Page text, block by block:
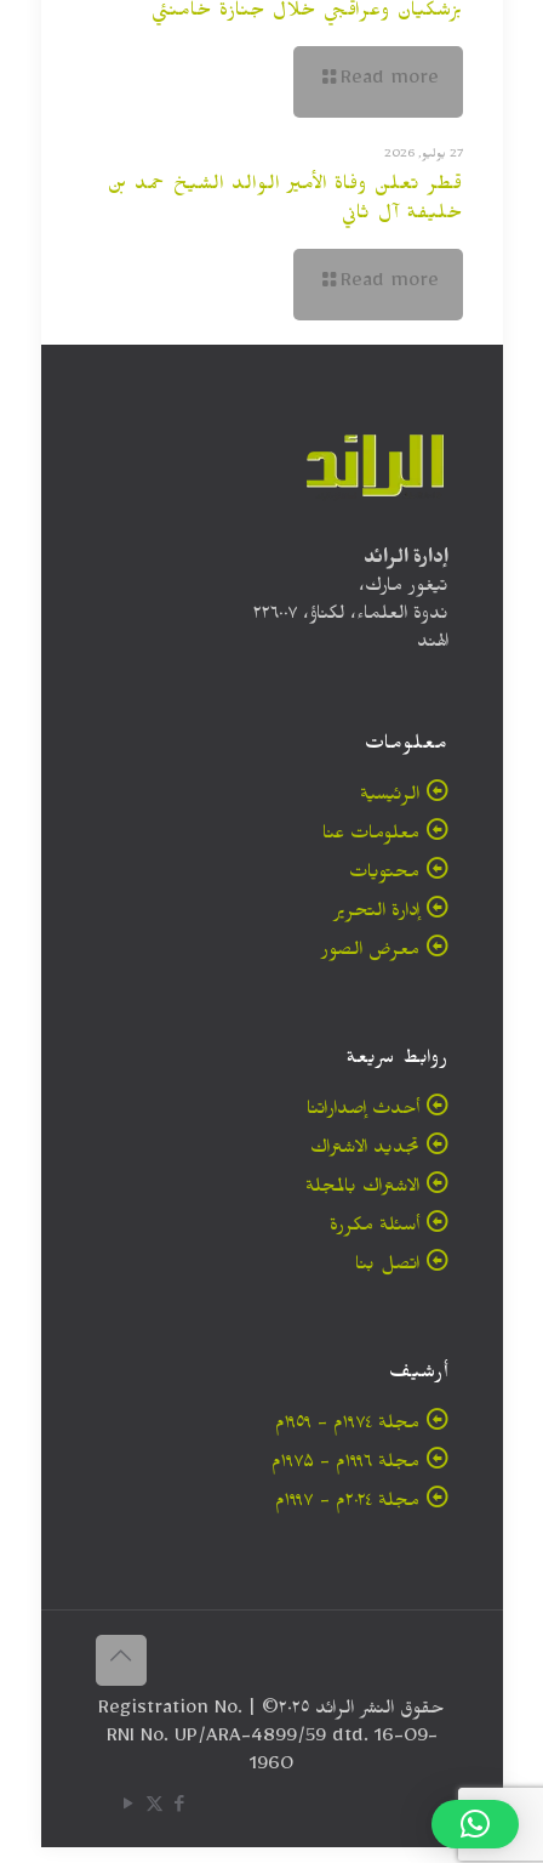
بزشكيان وعراقجي خلال جنازة خامنئي
Read more
27 يوليو, 2026
قطر تعلن وفاة الأمير الوالد الشيخ حمد بن
خليفة آل ثاني
Read more
إدارة الرائد
تيغور مارك،
ندوة العلماء، لكناؤ، ۲۲٦۰۰۷
الهند
معلومات
الرئيسية
معلومات عنا
محتويات
إدارة التحرير
معرض الصور
روابط سريعة
أحدث إصداراتنا
تجديد الاشتراك
الاشتراك بالمجلة
أسئلة مكررة
اتصل بنا
أرشيف
مجلة ۱۹۷٤م - ١٩٥٩م
مجلة ۱۹۹٦م - ۱۹۷۵م
مجلة ۲۰۲٤م - ۱۹۹۷م
حقوق النشر الرائد ٢٠۲٥© | Registration No.
RNI No. UP/ARA-4899/59 dtd. 16-09-
1960